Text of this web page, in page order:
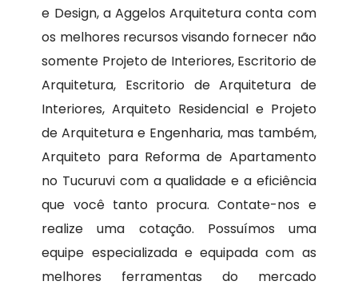
e Design, a Aggelos Arquitetura conta com
os melhores recursos visando fornecer não
somente Projeto de Interiores, Escritorio de
Arquitetura, Escritorio de Arquitetura de
Interiores, Arquiteto Residencial e Projeto
de Arquitetura e Engenharia, mas também,
Arquiteto para Reforma de Apartamento
no Tucuruvi com a qualidade e a eficiência
que você tanto procura. Contate-nos e
realize uma cotação. Possuímos uma
equipe especializada e equipada com as
melhores ferramentas do mercado